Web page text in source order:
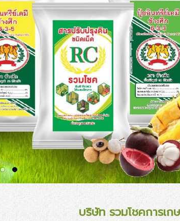
บริษัท รวมโชคการเ